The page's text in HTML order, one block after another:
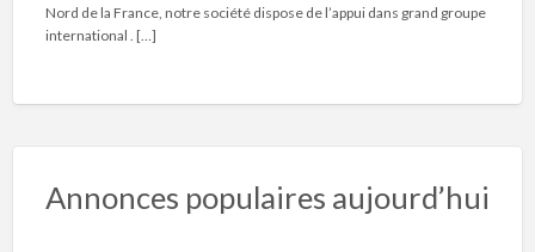
Nord de la France, notre société dispose de l’appui dans grand groupe
international . […]
Annonces populaires aujourd’hui